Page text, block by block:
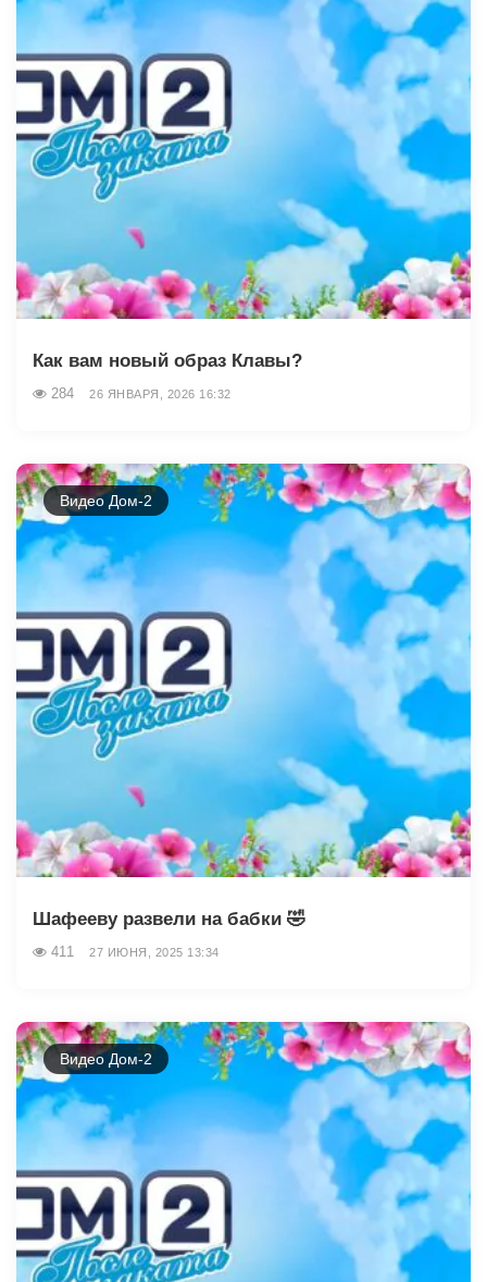
Как вам новый образ Клавы?
284 26 ЯНВАРЯ, 2026 16:32
Видео Дом-2
Шафееву развели на бабки 🤣
411 27 ИЮНЯ, 2025 13:34
Видео Дом-2